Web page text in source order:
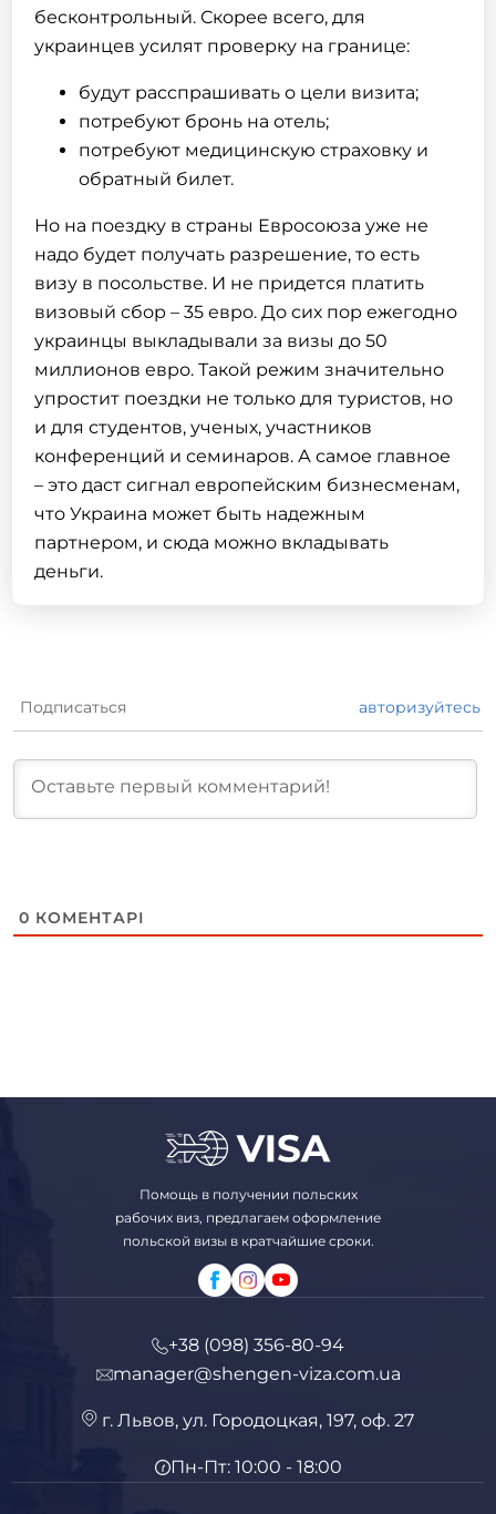
бесконтрольный. Скорее всего, для
украинцев усилят проверку на границе:
будут расспрашивать о цели визита;
потребуют бронь на отель;
потребуют медицинскую страховку и
обратный билет.
Но на поездку в страны Евросоюза уже не
надо будет получать разрешение, то есть
визу в посольстве. И не придется платить
визовый сбор – 35 евро. До сих пор ежегодно
украинцы выкладывали за визы до 50
миллионов евро. Такой режим значительно
упростит поездки не только для туристов, но
и для студентов, ученых, участников
конференций и семинаров. А самое главное
– это даст сигнал европейским бизнесменам,
что Украина может быть надежным
партнером, и сюда можно вкладывать
деньги.
Подписаться авторизуйтесь
0 КОМЕНТАРІ
Помощь в получении польских
рабочих виз, предлагаем оформление
польской визы в кратчайшие сроки.
+38 (098) 356-80-94
manager@shengen-viza.com.ua
г. Львов, ул. Городоцкая, 197, оф. 27
Пн-Пт: 10:00 - 18:00